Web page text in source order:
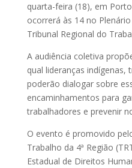
quarta-feira (18), em
ocorrerá às 14 no
Tribunal Regional do
A audiência coletiva
qual lideranças indígenas,
poderão dialogar sobre
encaminhamentos para
trabalhadores e prevenir
O evento é promovido
Trabalho da 4ª Região
Estadual de Direitos